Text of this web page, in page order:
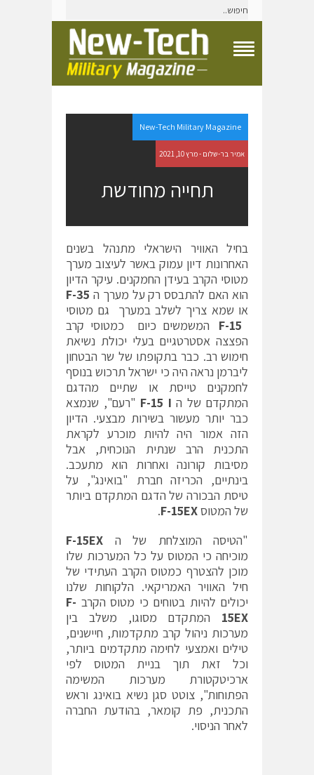
g
l
e
N
a
i
n
M
e
n
u
New-Tech Military Magazine
אמיר בר-שלום - מרץ 10, 2021
תחייה מחודשת
בחיל האוויר הישראלי מתנהל בשנים
האחרונות דיון עמוק באשר לעיצוב מערך
מטוסי הקרב בעידן החמקנים. עיקר הדיון
הוא האם להתבסס רק על מערך ה F-35
או שמא צריך לשלב במערך גם מטוסי
F-15
המשמשים כיום כמטוסי קרב
הפצצה אסטרטגיים בעלי יכולת נשיאת
חימוש רב. כבר בתקופתו של שר הבטחון
ליברמן נראה היה כי ישראל תרכוש בנוסף
לחמקנים טייסת או שתיים מהדגם
המתקדם של ה F-15 I "רעם", שנמצא
כבר יותר מעשור בשירות מבצעי. הדיון
הזה אמור היה להיות מוכרע לקראת
התכנית הרב שנתית הנוכחית, אבל
מסיבות קורונה ואחרות הוא מתעכב.
בינתיים, הכריזה חברת "בואינג", על
טיסת הבכורה של הדגם המתקדם ביותר
של המטוסF-15EX
.
"הטיסה המוצלחת של ה F-15EX
מוכיחה כי המטוס על כל המערכות שלו
מוכן להצטרף כמטוס הקרב העתידי של
חיל האוויר האמריקאי. הלקוחות שלנו
יכולים להיות בטוחים כי מטוס הקרב F-
15EX המתקדם מסוגו, משלב בין
מערכות ניהול קרב מתקדמות, חיישנים,
טילים ואמצעי לחימה מתקדמים ביותר,
וכל זאת תוך בניית המטוס לפי
ארכיטקטורת מערכות המשימה
הפתוחות", צוטט סגן נשיא בואינג וראש
התכנית, פת קומאר, בהודעת החברה
לאחר הניסוי.